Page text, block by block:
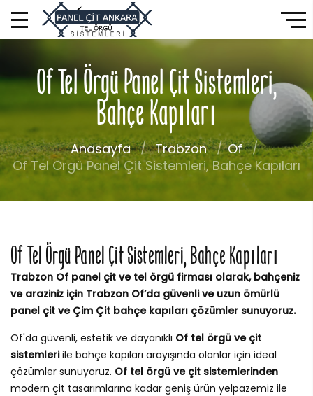
Of Tel Örgü Panel Çit Sistemleri,
Bahçe Kapıları
Anasayfa Trabzon
Of
Of Tel Örgü Panel Çit Sistemleri, Bahçe Kapıları
Of Tel Örgü Panel Çit Sistemleri, Bahçe Kapıları
Trabzon Of panel çit ve tel örgü firması olarak, bahçeniz
ve araziniz için Trabzon Of’da güvenli ve uzun ömürlü
panel çit ve Çim Çit bahçe kapıları çözümler sunuyoruz.
Of'da güvenli, estetik ve dayanıklı Of tel örgü ve çit
sistemleriile bahçe kapıları arayışında olanlar için ideal
çözümler sunuyoruz. Of tel örgü ve çit sistemlerinden
modern çit tasarımlarına kadar geniş ürün yelpazemiz ile